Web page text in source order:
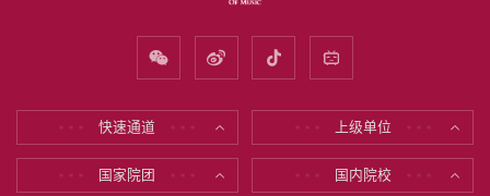
快速通道 上级单位
国家院团 国内院校